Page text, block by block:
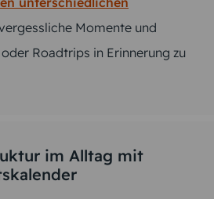
Momente und
Roadtrips in Erinnerung zu
im Alltag mit